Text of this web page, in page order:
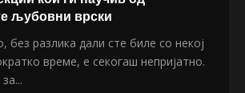
љубовни врски
без разлика дали сте биле со некој
време, е секогаш непријатно.